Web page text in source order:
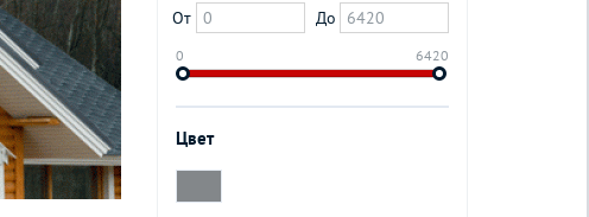
От До
0 6420
Цвет